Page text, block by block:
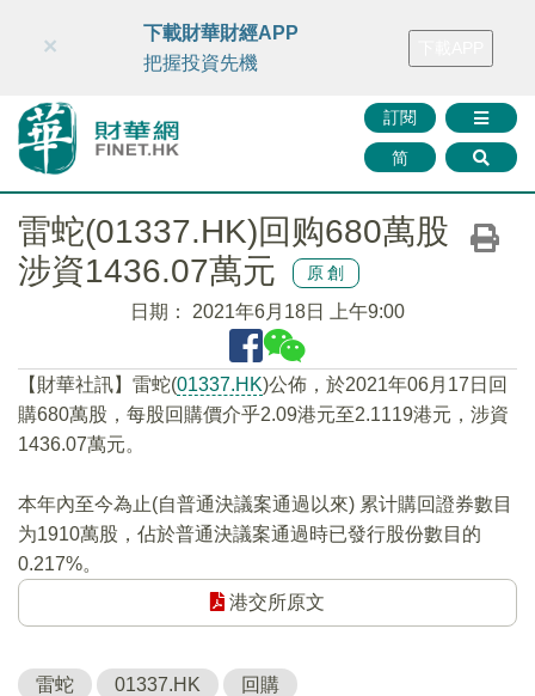
財華智庫網 FINTV FINMETA 財華證券 媒體矩陣
訂閱
简
×
下載財華財經APP
把握投資先機
雷蛇(01337.HK)回购680萬股
涉資1436.07萬元
原創
日期： 2021年6月18日 上午9:00
【財華社訊】雷蛇(01337.HK)公佈，於2021年06月17日回
購680萬股，每股回購價介乎2.09港元至2.1119港元，涉資
1436.07萬元。
本年內至今為止(自普通決議案通過以來) 累计購回證券數目
为1910萬股，佔於普通決議案通過時已發行股份數目的
0.217%。
港交所原文
雷蛇 01337.HK 回購